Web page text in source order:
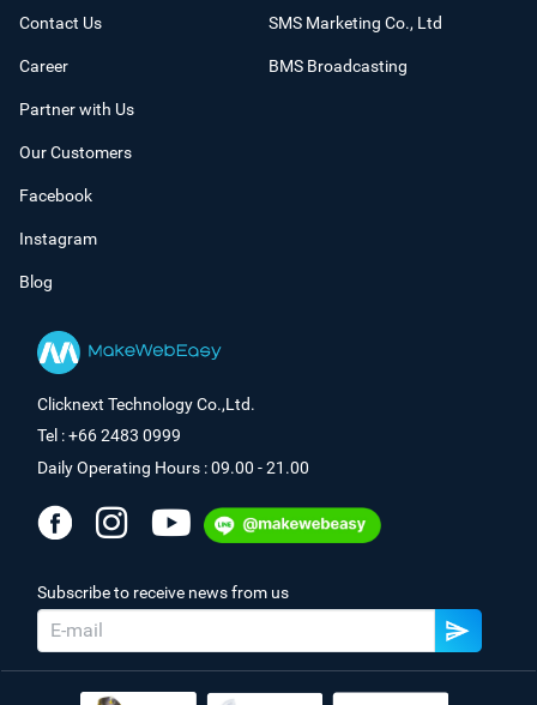
Contact Us
Career
Partner with Us
Our Customers
Facebook
Instagram
Blog
SMS Marketing Co., Ltd
BMS Broadcasting
Clicknext Technology Co.,Ltd.
Tel : +66 2483 0999
Daily Operating Hours : 09.00 - 21.00
Subscribe to receive news from us